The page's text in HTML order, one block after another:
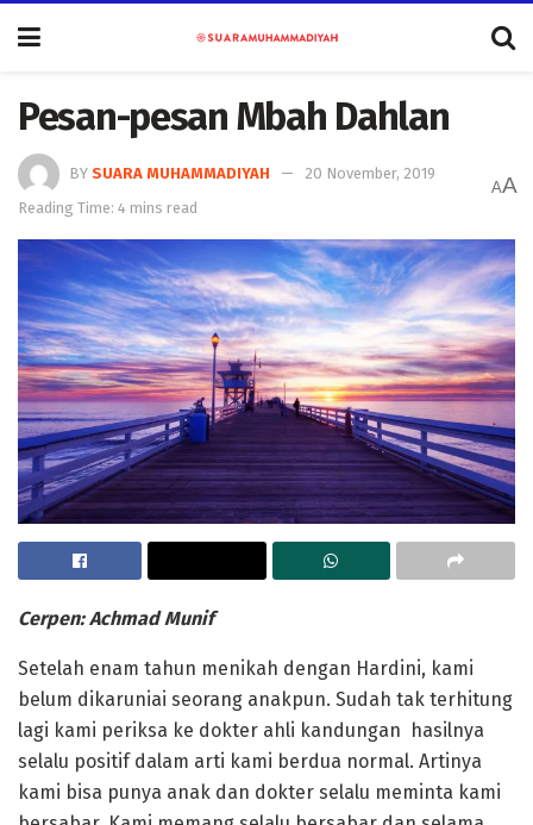
Pesan-pesan Mbah Dahlan
BY SUARA MUHAMMADIYAH
20 November, 2019
Reading Time: 4 mins read
AA
Cerpen: Achmad Munif
Setelah enam tahun menikah dengan Hardini, kami
belum dikaruniai seorang anakpun. Sudah tak terhitung
lagi kami periksa ke dokter ahli kandungan hasilnya
selalu positif dalam arti kami berdua normal. Artinya
kami bisa punya anak dan dokter selalu meminta kami